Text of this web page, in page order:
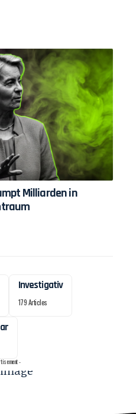
Milliarden in
Investigativ
179 Articles
-